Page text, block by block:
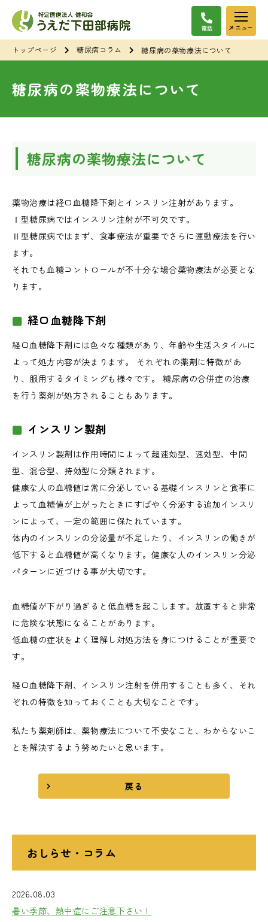
メニュー
トップページ 糖尿病コラム 糖尿病の薬物療法について
糖尿病の薬物療法について
糖尿病の薬物療法について
薬物治療は経口血糖降下剤とインスリン注射があります。
Ⅰ型糖尿病ではインスリン注射が不可欠です。
Ⅱ型糖尿病ではまず、食事療法が重要でさらに運動療法を行い
ます。
それでも血糖コントロールが不十分な場合薬物療法が必要とな
ります。
経口血糖降下剤
経口血糖降下剤には色々な種類があり、年齢や生活スタイルに
よって処方内容が決まります。 それぞれの薬剤に特徴があ
り、服用するタイミングも様々です。 糖尿病の合併症の治療
を行う薬剤が処方されることもあります。
インスリン製剤
インスリン製剤は作用時間によって超速効型、速効型、中間
型、混合型、持効型に分類されます。
健康な人の血糖値は常に分泌している基礎インスリンと食事に
よって血糖値が上がったときにすばやく分泌する追加インスリ
ンによって、一定の範囲に保たれています。
体内のインスリンの分泌量が不足したり、インスリンの働きが
低下すると血糖値が高くなります。健康な人のインスリン分泌
パターンに近づける事が大切です。
血糖値が下がり過ぎると低血糖を起こします。放置すると非常
に危険な状態になることがあります。
低血糖の症状をよく理解し対処方法を身につけることが重要で
す。
経口血糖降下剤、インスリン注射を併用することも多く、それ
ぞれの特徴を知っておくことも大切なことです。
私たち薬剤師は、薬物療法について不安なこと、わからないこ
とを解決するよう努めたいと思います。
戻る
おしらせ・コラム
2026.08.03
暑い季節、熱中症にご注意下さい！